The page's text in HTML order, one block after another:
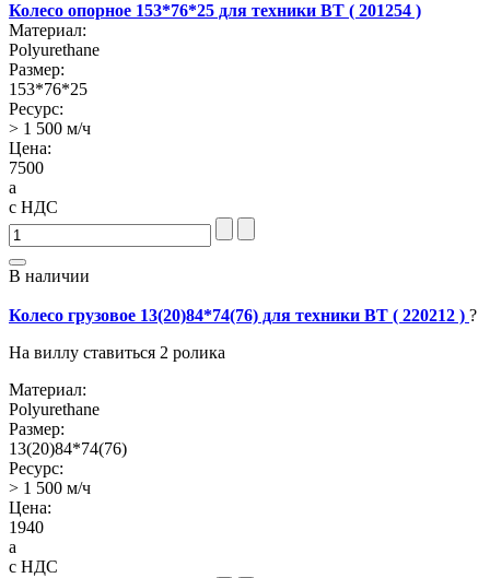
Колесо опорное 153*76*25 для техники BT ( 201254 )
Материал:
Polyurethane
Размер:
153*76*25
Ресурс:
> 1 500 м/ч
Цена:
7500
a
с НДС
В наличии
Колесо грузовое 13(20)84*74(76) для техники BT ( 220212 ) ?
На виллу ставиться 2 ролика
Материал:
Polyurethane
Размер:
13(20)84*74(76)
Ресурс:
> 1 500 м/ч
Цена:
1940
a
с НДС